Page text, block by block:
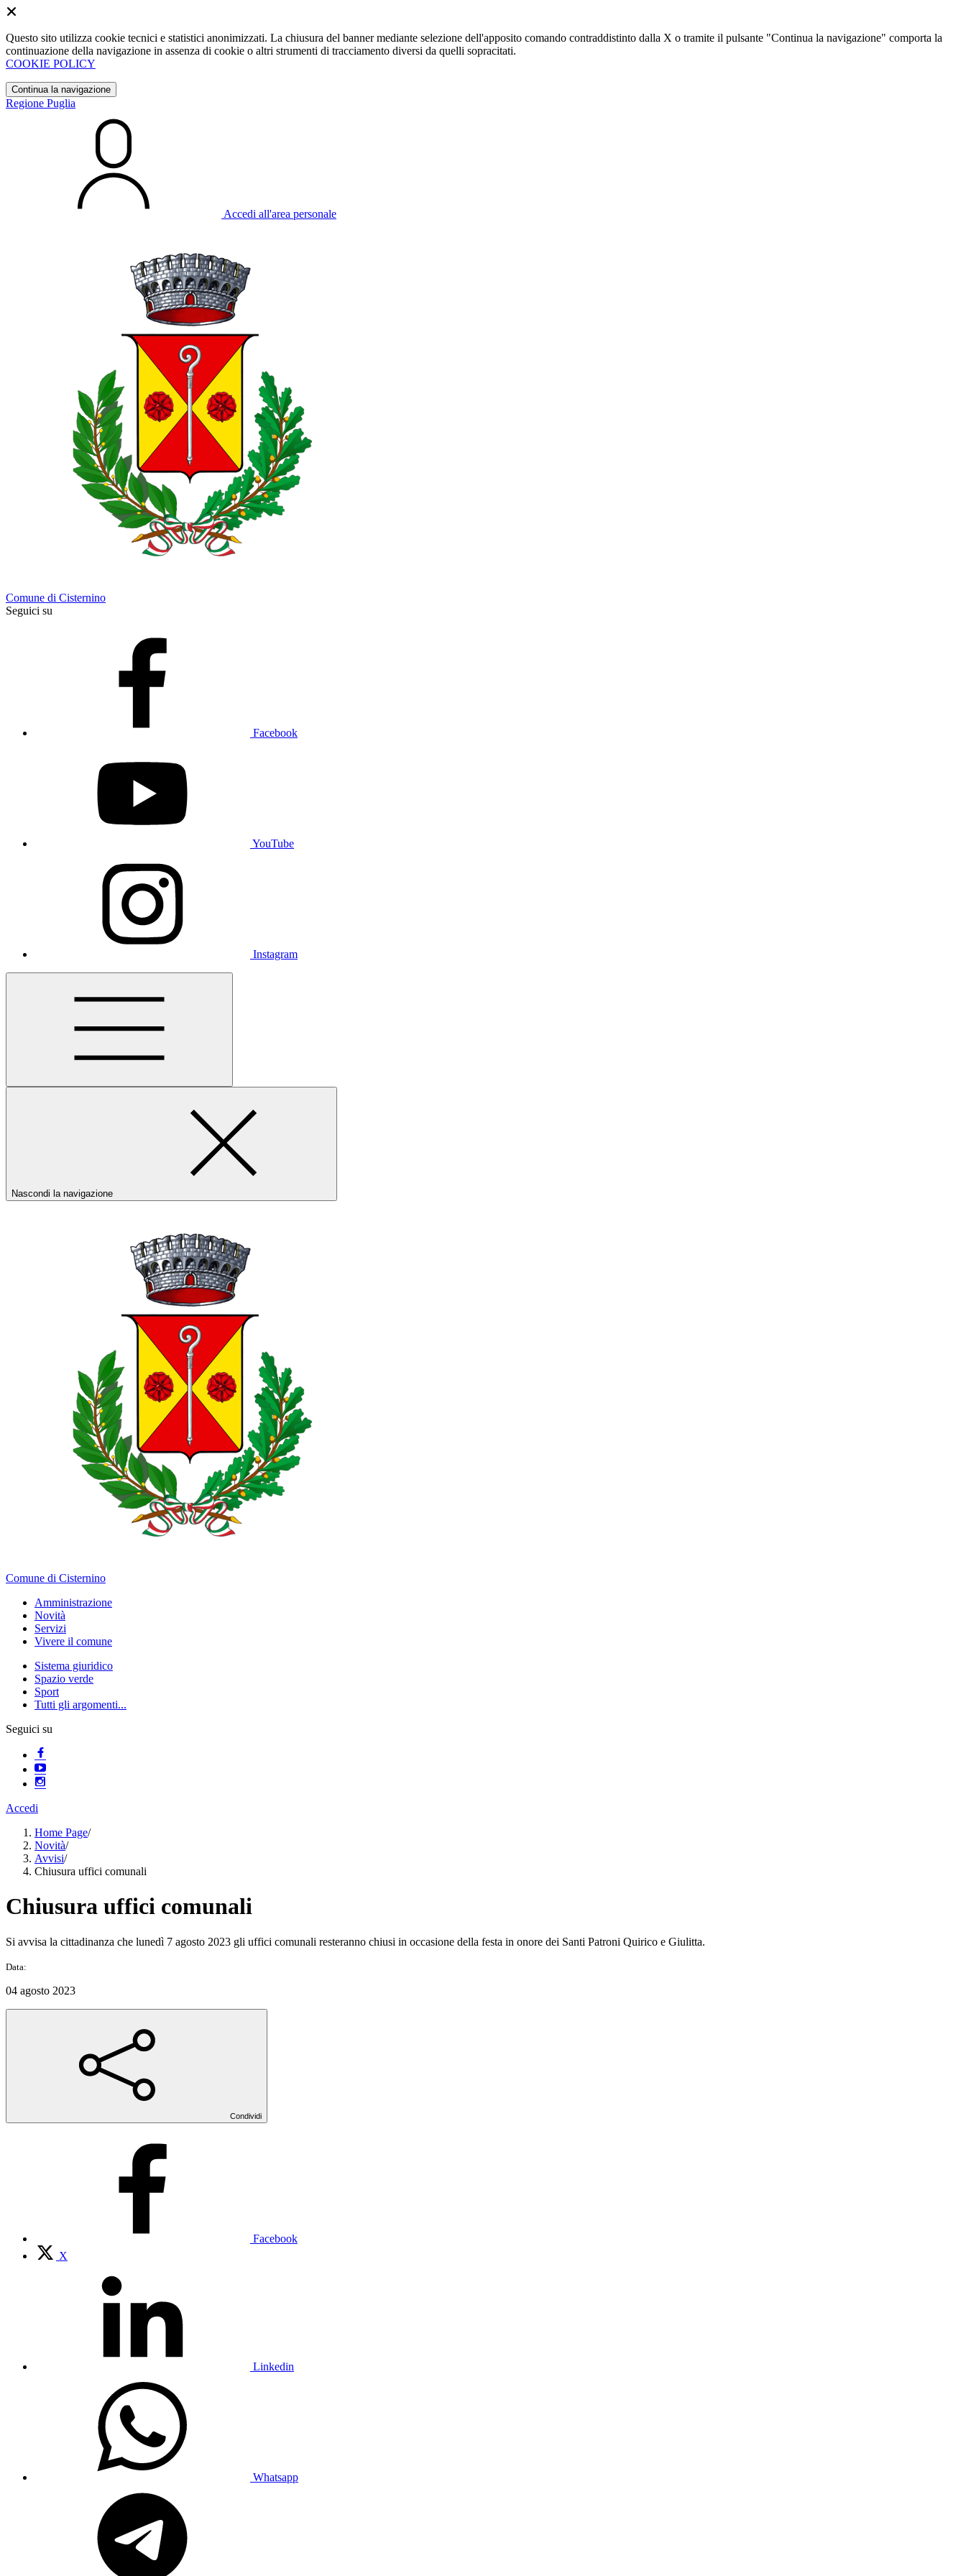
Questo sito utilizza cookie tecnici e statistici anonimizzati. La chiusura del banner mediante selezione dell'apposito comando contraddistinto dalla X o tramite il pulsante "Continua la navigazione" comporta la
continuazione della navigazione in assenza di cookie o altri strumenti di tracciamento diversi da quelli sopracitati.
COOKIE POLICY
Continua la navigazione
Regione Puglia
Accedi all'area personale
Comune di Cisternino
Seguici su
Facebook
YouTube
Instagram
Nascondi la navigazione
Comune di Cisternino
Amministrazione
Novità
Servizi
Vivere il comune
Sistema giuridico
Spazio verde
Sport
Tutti gli argomenti...
Seguici su
Accedi
Home Page/
Novità/
Avvisi/
Chiusura uffici comunali
Chiusura uffici comunali
Si avvisa la cittadinanza che lunedì 7 agosto 2023 gli uffici comunali resteranno chiusi in occasione della festa in onore dei Santi Patroni Quirico e Giulitta.
Data:
04 agosto 2023
Condividi
Facebook
X
Linkedin
Whatsapp